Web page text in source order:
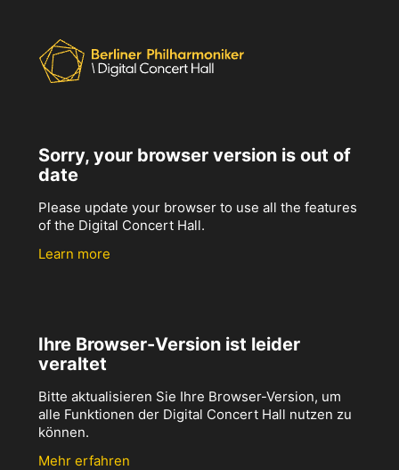
Sorry, your browser version is out of
date
Please update your browser to use all the features
of the Digital Concert Hall.
Learn more
Ihre Browser-Version ist leider
veraltet
Bitte aktualisieren Sie Ihre Browser-Version, um
alle Funktionen der Digital Concert Hall nutzen zu
können.
Mehr erfahren